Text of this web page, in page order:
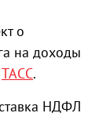
о
на доходы
ТАСС.
НДФЛ